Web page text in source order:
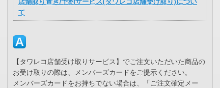
店舗取り置き/予約サービス(タワレコ店舗受け取り)につい
て
【タワレコ店舗受け取りサービス】でご注文いただいた商品の
お受け取りの際は、メンバーズカードをご提示ください。
メンバーズカードをお持ちでない場合は、「ご注文確定メー